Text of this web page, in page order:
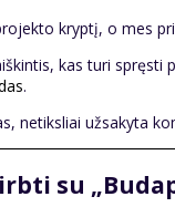
kryptį, o mes
kas turi
.
netiksliai užsakyta
su